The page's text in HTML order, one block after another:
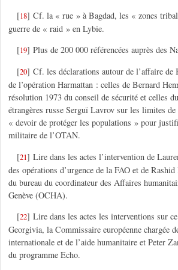
[18]Cf. la « rue » à Bagdad, les « zones
guerre de « raid » en Lybie.
[19]Plus de 200 000 référencées auprès des
[20]Cf. les déclarations autour de l’affaire
de l’opération Harmattan : celles de Bernard
résolution 1973 du conseil de sécurité et celles
étrangères russe Serguï Lavrov sur les limites
« devoir de protéger les populations » pour
militaire de l’OTAN.
[21]Lire dans les actes l’intervention de
des opérations d’urgence de la FAO et de
du bureau du coordinateur des Affaires
Genève (OCHA).
[22]Lire dans les actes les interventions sur
Georgivia, la Commissaire européenne chargée
internationale et de l’aide humanitaire et Peter
du programme Echo.